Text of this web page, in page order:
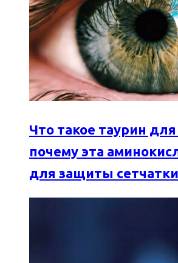
Что такое таурин
почему эта
для защиты сетчатки